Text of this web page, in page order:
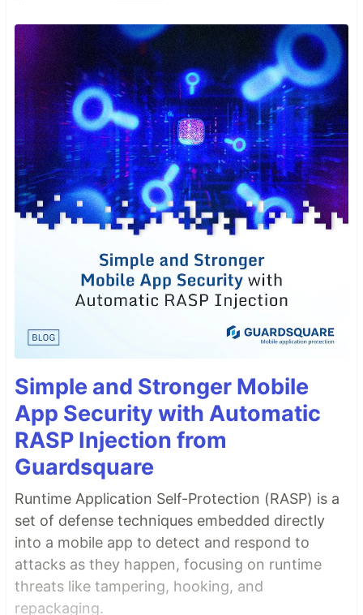
Simple and Stronger Mobile
App Security with Automatic
RASP Injection from
Guardsquare
Runtime Application Self-Protection (RASP) is a
set of defense techniques embedded directly
into a mobile app to detect and respond to
attacks as they happen, focusing on runtime
threats like tampering, hooking, and
repackaging.